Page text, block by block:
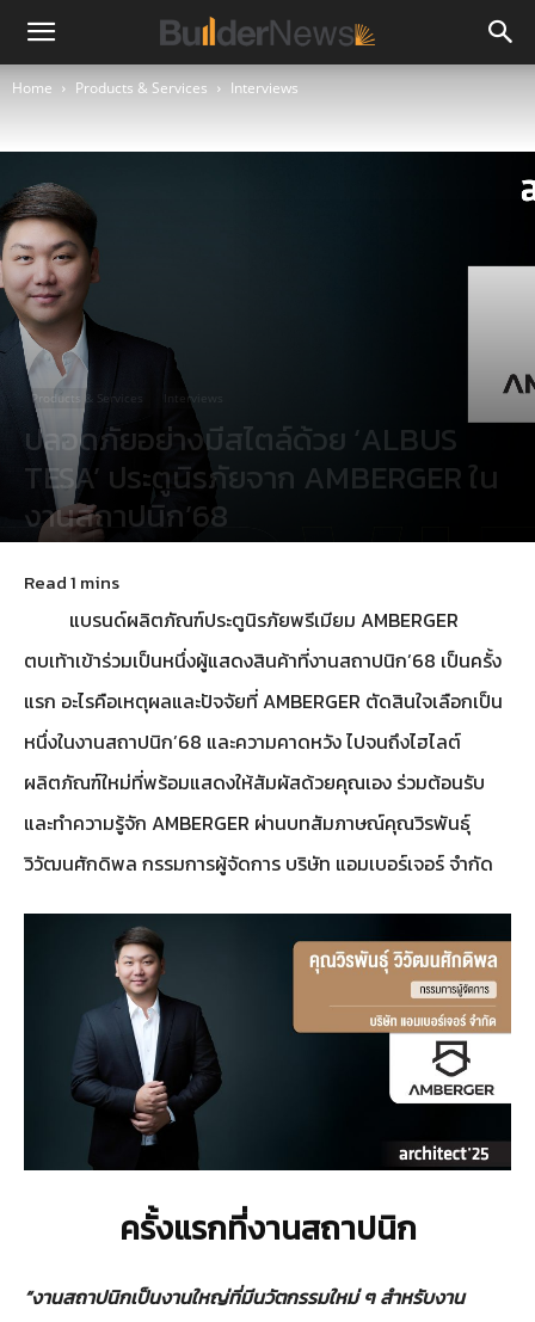
Home Products & Services Interviews
Products & Services Interviews
ปลอดภัยอย่างมีสไตล์ด้วย ‘ALBUS
TESA’ ประตูนิรภัยจาก AMBERGER ใน
งานสถาปนิก’68
แบรนด์ผลิตภัณฑ์ประตูนิรภัยพรีเมียม AMBERGER
ตบเท้าเข้าร่วมเป็นหนึ่งผู้แสดงสินค้าที่งานสถาปนิก’68 เป็นครั้ง
แรก อะไรคือเหตุผลและปัจจัยที่ AMBERGER ตัดสินใจเลือกเป็น
หนึ่งในงานสถาปนิก’68 และความคาดหวัง ไปจนถึงไฮไลต์
ผลิตภัณฑ์ใหม่ที่พร้อมแสดงให้สัมผัสด้วยคุณเอง ร่วมต้อนรับ
และทำความรู้จัก AMBERGER ผ่านบทสัมภาษณ์คุณวิรพันธุ์
วิวัฒนศักดิพล กรรมการผู้จัดการ บริษัท แอมเบอร์เจอร์ จำกัด
ครั้งแรกที่งานสถาปนิก
“งานสถาปนิกเป็นงานใหญ่ที่มีนวัตกรรมใหม่ ๆ สำหรับงาน